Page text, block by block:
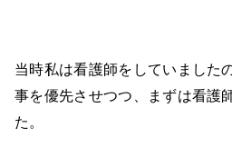
当時私は看護師をしていました
事を優先させつつ、まずは看護
た。